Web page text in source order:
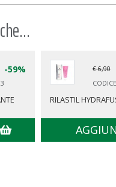
-59% € 6,90
RILASTIL